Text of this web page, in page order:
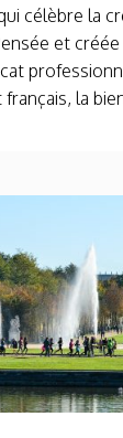
célèbre la
et créée
français, la